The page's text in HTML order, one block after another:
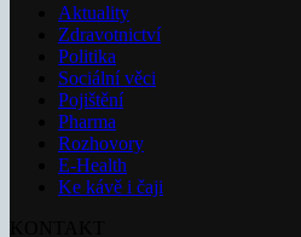
Aktuality
Zdravotnictví
Politika
Sociální věci
Pojištění
Pharma
Rozhovory
E-Health
Ke kávě i čaji